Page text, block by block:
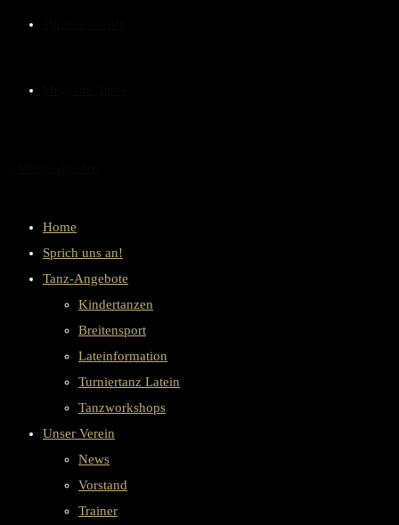
Home
Sprich uns an!
Tanz-Angebote
Kindertanzen
Breitensport
Lateinformation
Turniertanz Latein
Tanzworkshops
Unser Verein
News
Vorstand
Trainer